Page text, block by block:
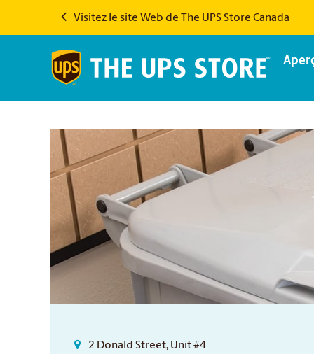
Visitez le site Web de The UPS Store Canada
2 Donald Street, Unit #4